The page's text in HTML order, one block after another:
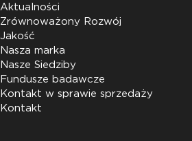
Aktualności
Zrównoważony Rozwój
Jakość
Nasza marka
Nasze Siedziby
Fundusze badawcze
Kontakt w sprawie sprzedaży
Kontakt